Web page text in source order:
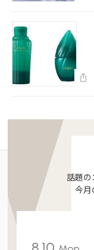
話題の
今月